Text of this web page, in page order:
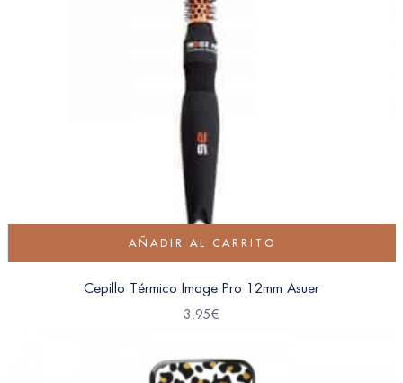
AÑADIR AL CARRITO
Cepillo Térmico Image Pro 12mm Asuer
3.95€